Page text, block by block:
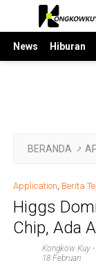
Langsung
News
Hiburan
BERANDA
Application, Berita
Higgs
Chip, Ada
Kongkow Kuy
18 Februari